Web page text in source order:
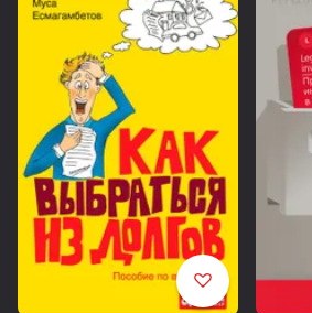
сейчас, чтобы превратить
не просто «вести дело».